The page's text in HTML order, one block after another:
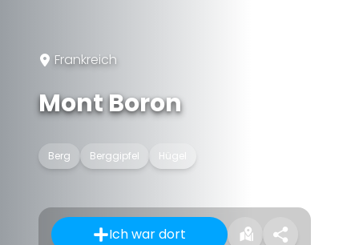
Frankreich
Mont Boron
Berg Berggipfel Hügel
Ich war dort